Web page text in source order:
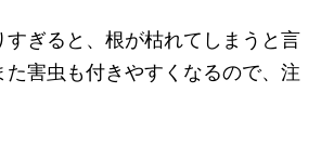
すぎると、根が枯れてしまうと言
た害虫も付きやすくなるので、注